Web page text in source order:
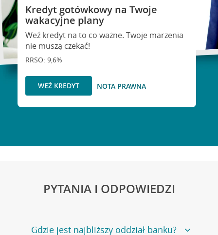
Kredyt gotówkowy na Twoje
wakacyjne plany
Weź kredyt na to co ważne. Twoje marzenia
nie muszą czekać!
RRSO: 9,6%
WEŹ KREDYT NOTA PRAWNA
PYTANIA I ODPOWIEDZI
Gdzie jest najbliższy oddział banku?